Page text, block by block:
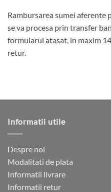
Rambursarea sumei
se va procesa prin transfer
formularul atasat, in maxim
retur.
Informatii utile
Despre noi
Modalitati de plata
Informatii livrare
Informatii retur